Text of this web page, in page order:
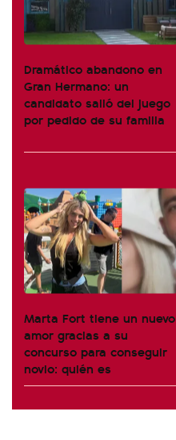
Dramático abandono en
Gran Hermano: un
candidato salió del juego
por pedido de su familia
Marta Fort tiene un nuevo
amor gracias a su
concurso para conseguir
novio: quién es